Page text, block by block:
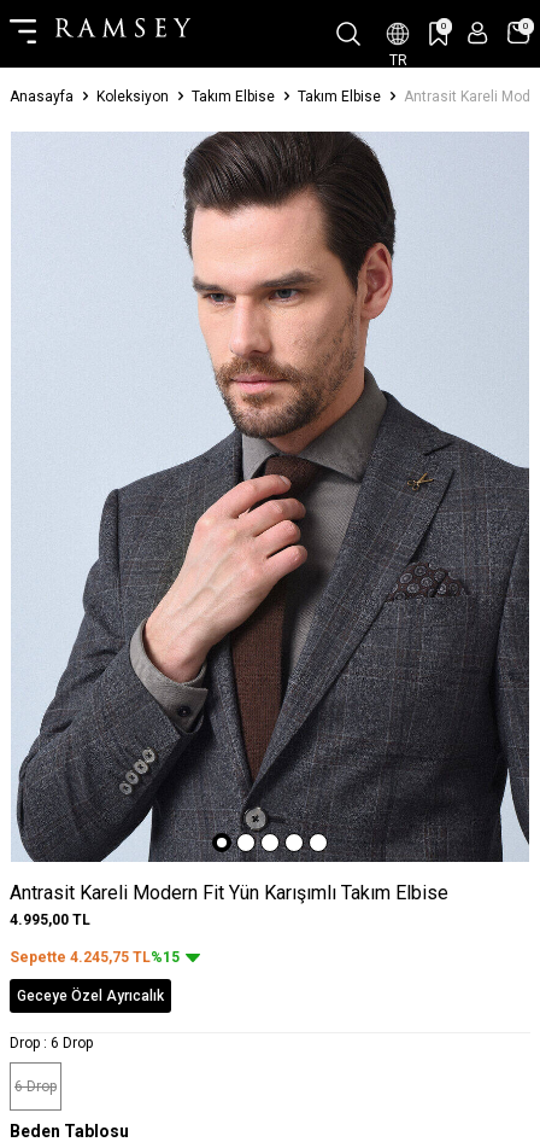
TR
0 0
Anasayfa Koleksiyon Takım Elbise Takım Elbise Antrasit Kareli
Antrasit Kareli Modern Fit Yün Karışımlı Takım Elbise
4.995,00 TL
Sepette 4.245,75 TL%15
Geceye Özel Ayrıcalık
Drop : 6 Drop
6 Drop
Beden Tablosu